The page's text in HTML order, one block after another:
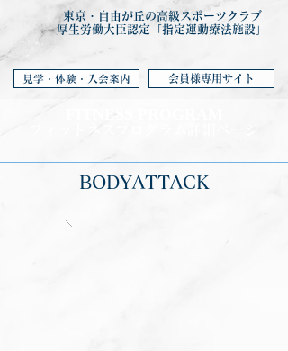
東京・自由が丘の高級スポーツクラブ
厚生労働大臣認定「指定運動療法施設」
見学・体験・入会案内 会員様専用サイト
BODYATTACK